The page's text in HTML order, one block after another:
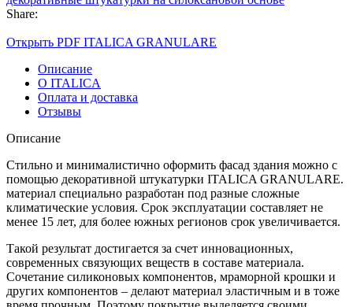
Share:
Открыть PDF ITALICA GRANULARE
Описание
О ITALICA
Оплата и доставка
Отзывы
Описание
Стильно и минималистично оформить фасад здания можно с
помощью декоративной штукатурки ITALICA GRANULARE.
материал специально разработан под разные сложные
климатические условия. Срок эксплуатации составляет не
менее 15 лет, для более южных регионов срок увеличивается.
Такой результат достигается за счет инновационных,
современных связующих веществ в составе материала.
Сочетание силиконовых компонентов, мраморной крошки и
других компонентов – делают материал эластичным и в тоже